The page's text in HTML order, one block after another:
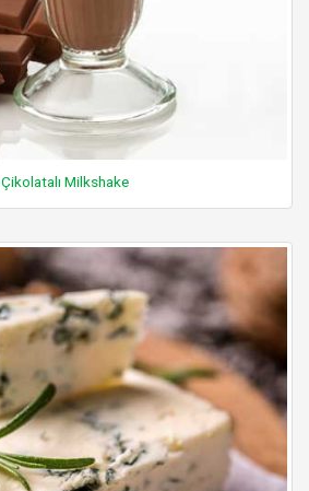
Çikolatalı Milkshake